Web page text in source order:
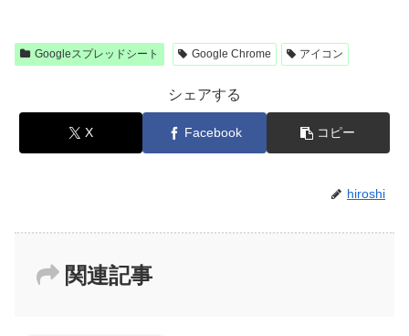
Googleスプレッドシート Google Chrome アイコン
シェアする
X Facebook コピー
hiroshi
関連記事